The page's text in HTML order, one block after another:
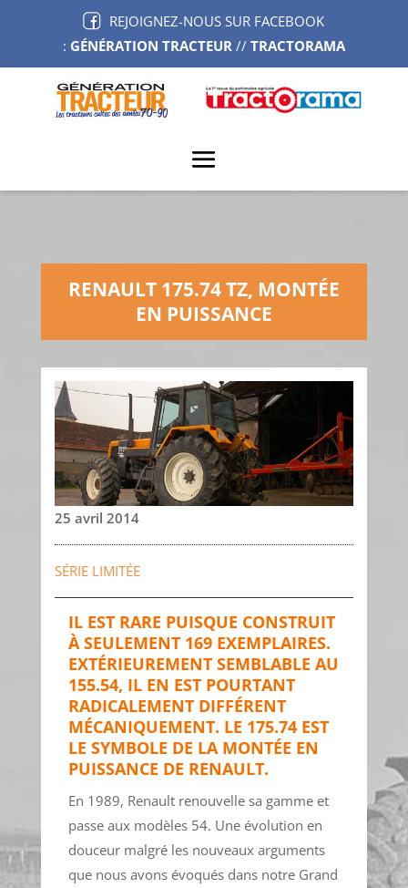
REJOIGNEZ-NOUS SUR FACEBOOK
: GÉNÉRATION TRACTEUR// TRACTORAMA
RENAULT 175.74 TZ, MONTÉE
EN PUISSANCE
25 avril 2014
SÉRIE LIMITÉE
IL EST RARE PUISQUE CONSTRUIT
À SEULEMENT 169 EXEMPLAIRES.
EXTÉRIEUREMENT SEMBLABLE AU
155.54, IL EN EST POURTANT
RADICALEMENT DIFFÉRENT
MÉCANIQUEMENT. LE 175.74 EST
LE SYMBOLE DE LA MONTÉE EN
PUISSANCE DE RENAULT.
En 1989, Renault renouvelle sa gamme et
passe aux modèles 54. Une évolution en
douceur malgré les nouveaux arguments
que nous avons évoqués dans notre Grand